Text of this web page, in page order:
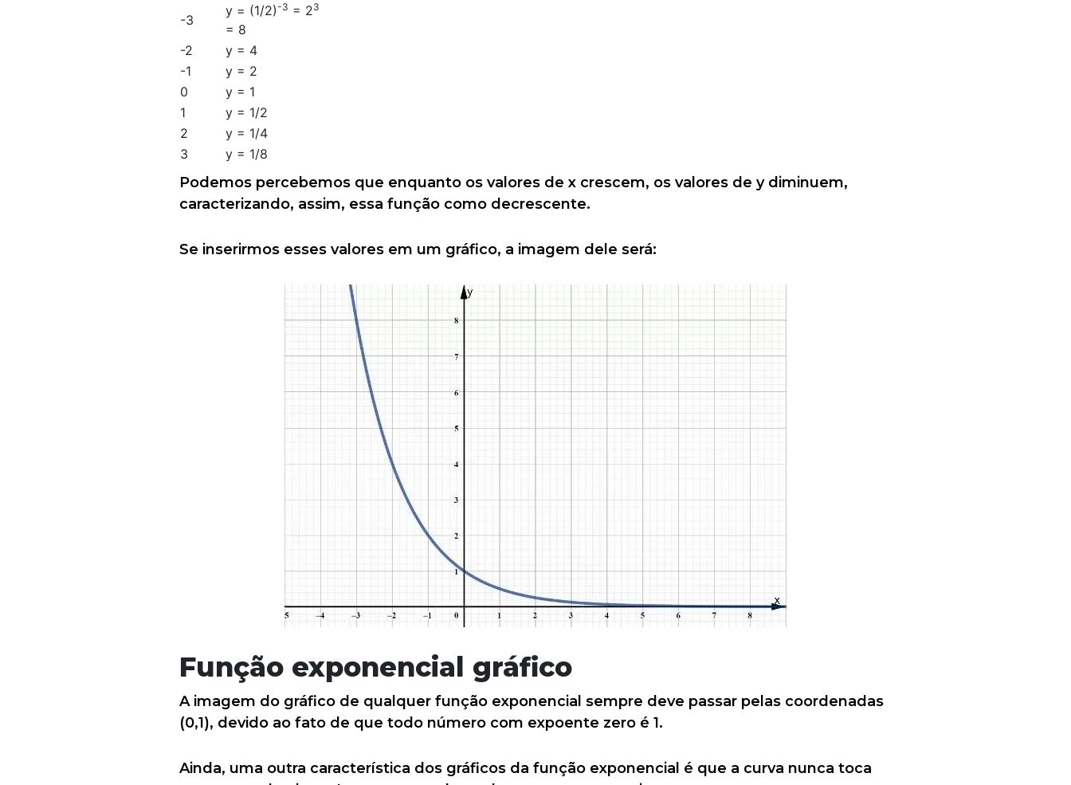
-3
y = (1/2)-3 = 23
= 8
-2
y = 4
-1
y = 2
0
y = 1
1
y = 1/2
2
y = 1/4
3
y = 1/8
Podemos percebemos que enquanto os valores de x crescem, os valores de y diminuem,
caracterizando, assim, essa função como decrescente.
Se inserirmos esses valores em um gráfico, a imagem dele será:
Função exponencial gráfico
A imagem do gráfico de qualquer função exponencial sempre deve passar pelas coordenadas
(0,1), devido ao fato de que todo número com expoente zero é 1.
Ainda, uma outra característica dos gráficos da função exponencial é que a curva nunca toca